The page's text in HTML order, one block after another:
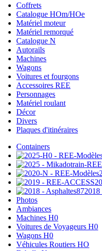
Coffrets
Catalogue HOm/HOe
Matériel moteur
Matériel remorqué
Catalogue N
Autorails
Machines
Wagons
Voitures et fourgons
Accessoires REE
Personnages
Matériel roulant
Décor
Divers
Plaques d'itinéraires
Containers
2018
Photos
Ambiances
Machines H0
Voitures de Voyageurs H0
Wagons H0
Véhicules Routiers HO